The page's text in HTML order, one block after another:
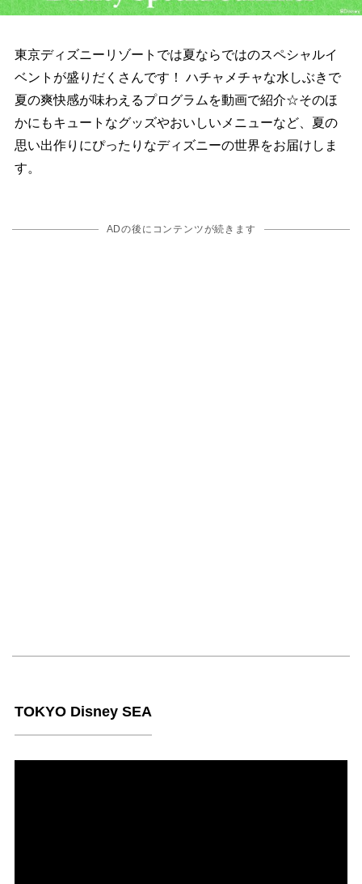
東京ディズニーリゾートでは夏ならではのスペシャルイ
ベントが盛りだくさんです！ ハチャメチャな水しぶきで
夏の爽快感が味わえるプログラムを動画で紹介☆そのほ
かにもキュートなグッズやおいしいメニューなど、夏の
思い出作りにぴったりなディズニーの世界をお届けしま
す。
ADの後にコンテンツが続きます
TOKYO Disney SEA